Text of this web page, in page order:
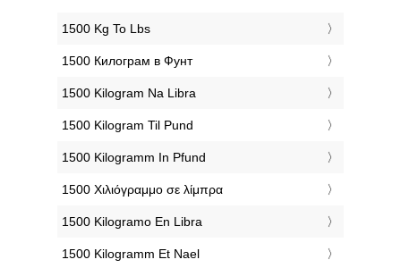
‎1500 Kg To Lbs
‎1500 Килограм в Фунт
‎1500 Kilogram Na Libra
‎1500 Kilogram Til Pund
‎1500 Kilogramm In Pfund
‎1500 Χιλιόγραμμο σε λίμπρα
‎1500 Kilogramo En Libra
‎1500 Kilogramm Et Nael